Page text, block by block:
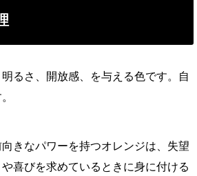
るさ、開放感、を与える色です。自
きなパワーを持つオレンジは、失望
喜びを求めているときに身に付ける